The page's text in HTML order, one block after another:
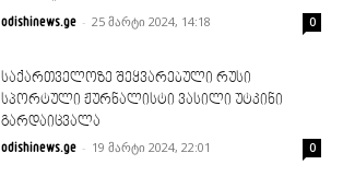
odishinews.ge - 25 მარტი 2024, 14:18 0
საქართველოზე შეყვარებული რუსი
სპორტული ჟურნალისტი ვასილი უტკინი
გარდაიცვალა
odishinews.ge - 19 მარტი 2024, 22:01 0